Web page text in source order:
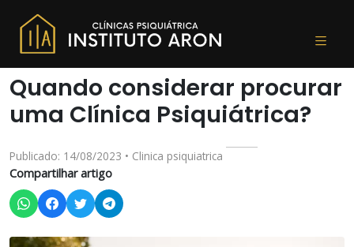
Quando considerar procurar
uma Clínica Psiquiátrica?
Publicado: 14/08/2023 • Clinica psiquiatrica
Compartilhar artigo